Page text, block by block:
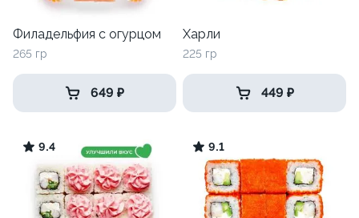
Филадельфия с огурцом
265 гр
649 ₽
Харли
225 гр
449 ₽
9.4 9.1